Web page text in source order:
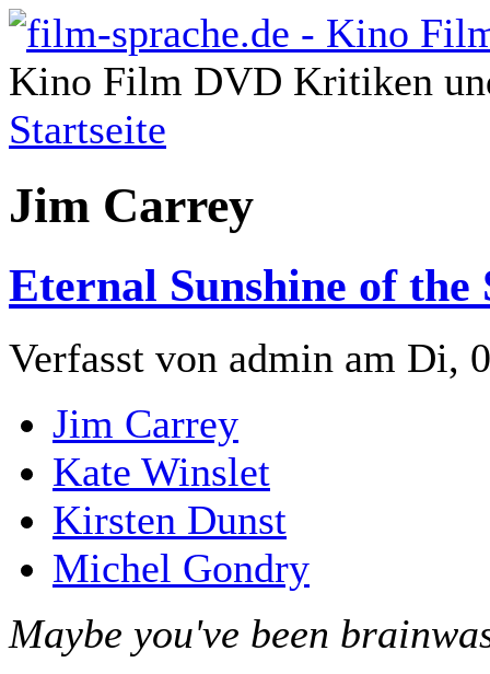
Kino Film DVD Kritiken
Startseite
Jim Carrey
Eternal Sunshine of the
Verfasst von admin am Di,
Jim Carrey
Kate Winslet
Kirsten Dunst
Michel Gondry
Maybe you've been